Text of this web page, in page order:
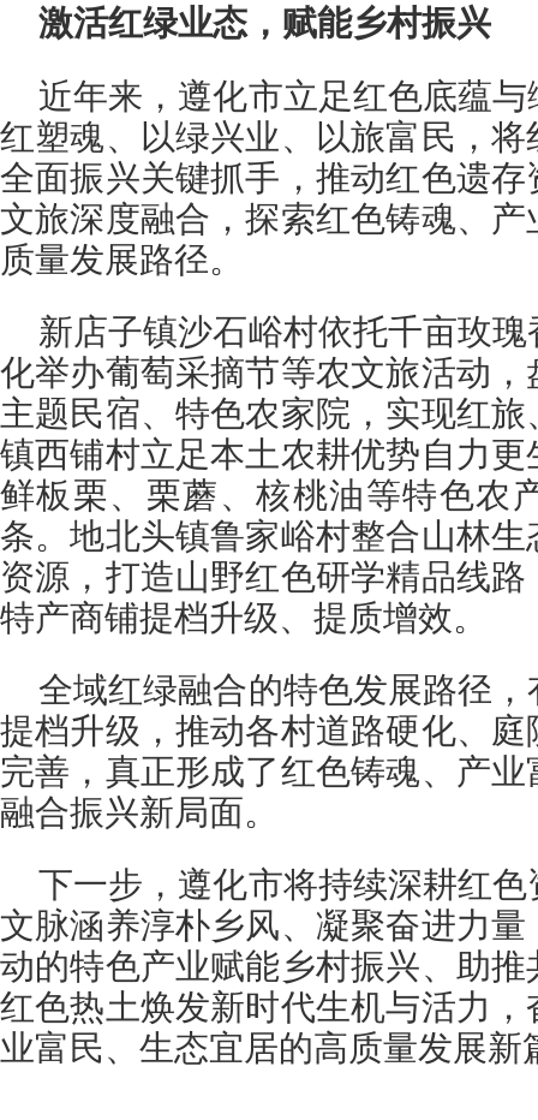
激活红绿业态，赋能乡村振兴
近年来，遵化市立足红色底蕴
红塑魂、以绿兴业、以旅富民，
全面振兴关键抓手，推动红色遗
文旅深度融合，探索红色铸魂、
质量发展路径。
新店子镇沙石峪村依托千亩玫
化举办葡萄采摘节等农文旅活动
主题民宿、特色农家院，实现红
镇西铺村立足本土农耕优势自力
鲜板栗、栗蘑、核桃油等特色农
条。地北头镇鲁家峪村整合山林
资源，打造山野红色研学精品线
特产商铺提档升级、提质增效。
全域红绿融合的特色发展路径
提档升级，推动各村道路硬化、
完善，真正形成了红色铸魂、产
融合振兴新局面。
下一步，遵化市将持续深耕红
文脉涵养淳朴乡风、凝聚奋进力
动的特色产业赋能乡村振兴、助
红色热土焕发新时代生机与活力
业富民、生态宜居的高质量发展新